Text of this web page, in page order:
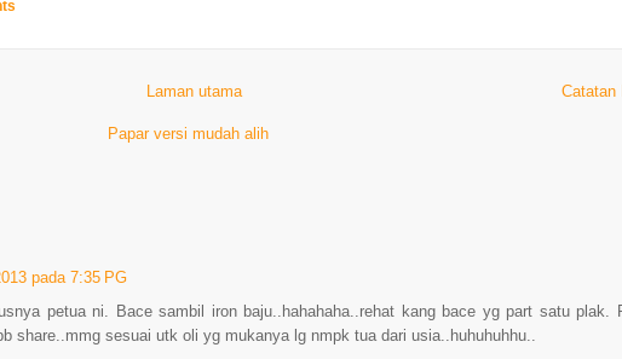
Catatan
Laman utama
Papar versi mudah alih
pada 7:35 PG
petua ni. Bace sambil iron baju..hahahaha..rehat kang bace yg part satu plak.
share..mmg sesuai utk oli yg mukanya lg nmpk tua dari usia..huhuhuhhu..